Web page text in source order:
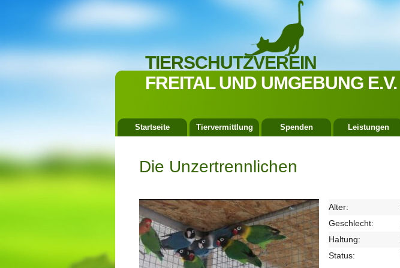
TIERSCHUTZVEREIN
FREITAL UND UMGEBUNG E.V.
Startseite Tiervermittlung Spenden Leistungen
Die Unzertrennlichen
Alter:
Geschlecht:
Haltung:
Status: